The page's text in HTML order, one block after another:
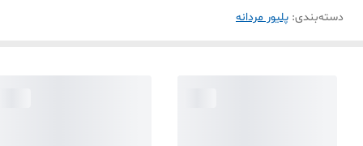
دسته‌بندی: پلیور مردانه